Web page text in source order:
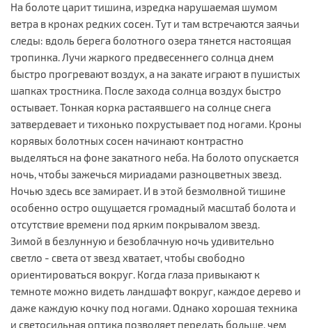
На болоте царит тишина, изредка нарушаемая шумом
ветра в кронах редких сосен. Тут и там встречаются заячьи
следы: вдоль берега болотного озера тянется настоящая
тропинка. Лучи жаркого предвесеннего солнца днем
быстро прогревают воздух, а на закате играют в пушистых
шапках тростника. После захода солнца воздух быстро
остывает. Тонкая корка растаявшего на солнце снега
затвердевает и тихонько похрустывает под ногами. Кроны
корявых болотных сосен начинают контрастно
выделяться на фоне закатного неба. На болото опускается
ночь, чтобы зажечься мириадами разноцветных звезд.
Ночью здесь все замирает. И в этой безмолвной тишине
особенно остро ощущается громадный масштаб болота и
отсутствие времени под ярким покрывалом звезд.
Зимой в безлунную и безоблачную ночь удивительно
светло - света от звезд хватает, чтобы свободно
ориентироваться вокруг. Когда глаза привыкают к
темноте можно видеть ландшафт вокруг, каждое дерево и
даже каждую кочку под ногами. Однако хорошая техника
и светосильная оптика позволяет передать больше, чем